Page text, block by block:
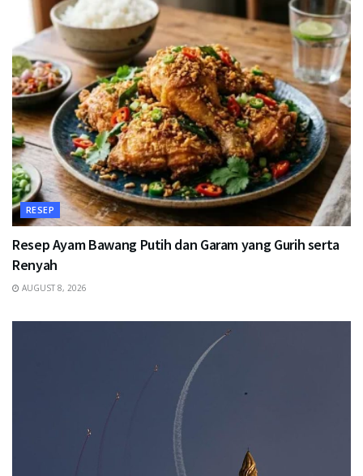
RESEP
Resep Ayam Bawang Putih dan Garam yang Gurih serta
Renyah
AUGUST 8, 2026